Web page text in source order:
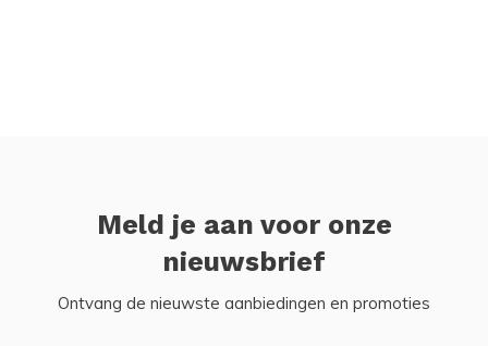
Meld je aan voor onze
nieuwsbrief
Ontvang de nieuwste aanbiedingen en promoties